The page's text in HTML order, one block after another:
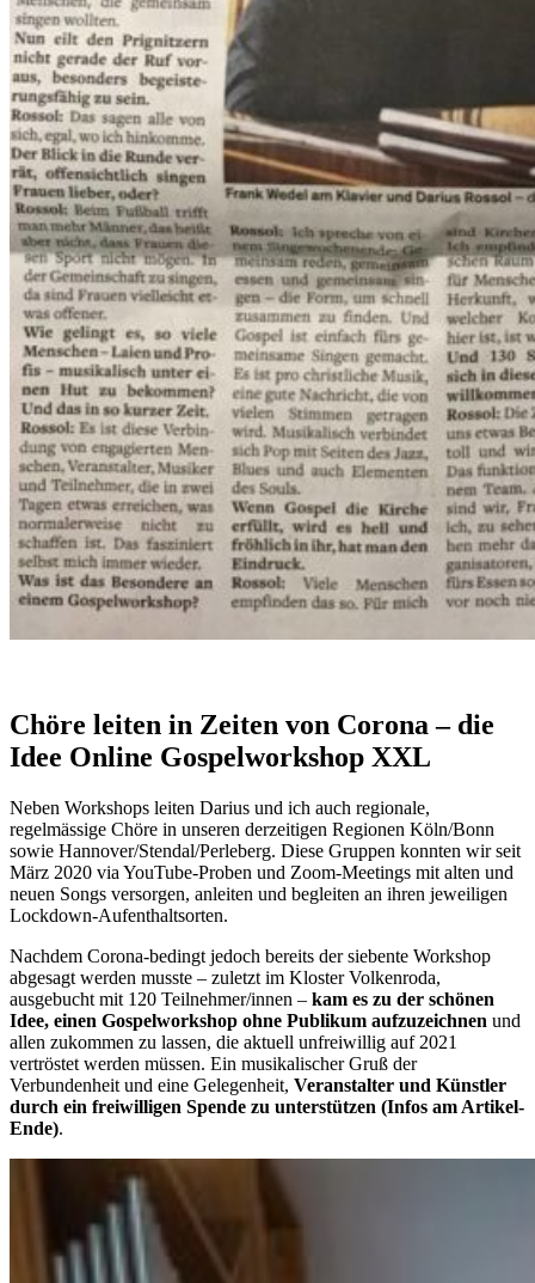
Chöre leiten in Zeiten von Corona – die
Idee Online Gospelworkshop XXL
Neben Workshops leiten Darius und ich auch regionale,
regelmässige Chöre in unseren derzeitigen Regionen Köln/Bonn
sowie Hannover/Stendal/Perleberg. Diese Gruppen konnten wir seit
März 2020 via YouTube-Proben und Zoom-Meetings mit alten und
neuen Songs versorgen, anleiten und begleiten an ihren jeweiligen
Lockdown-Aufenthaltsorten.
Nachdem Corona-bedingt jedoch bereits der siebente Workshop
abgesagt werden musste – zuletzt im Kloster Volkenroda,
ausgebucht mit 120 Teilnehmer/innen – kam es zu der schönen
Idee, einen Gospelworkshop ohne Publikum aufzuzeichnen und
allen zukommen zu lassen, die aktuell unfreiwillig auf 2021
vertröstet werden müssen. Ein musikalischer Gruß der
Verbundenheit und eine Gelegenheit, Veranstalter und Künstler
durch ein freiwilligen Spende zu unterstützen (Infos am Artikel-
Ende).